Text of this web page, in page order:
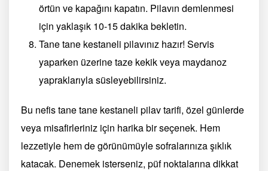
örtün ve kapağını kapatın. Pilavın demlenmesi
için yaklaşık 10-15 dakika bekletin.
Tane tane kestaneli pilavınız hazır! Servis
yaparken üzerine taze kekik veya maydanoz
yapraklarıyla süsleyebilirsiniz.
Bu nefis tane tane kestaneli pilav tarifi, özel günlerde
veya misafirleriniz için harika bir seçenek. Hem
lezzetiyle hem de görünümüyle sofralarınıza şıklık
katacak. Denemek isterseniz, püf noktalarına dikkat